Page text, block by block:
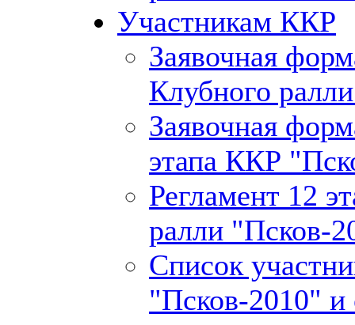
Участникам ККР
Заявочная
Клубного
Заявочная
этапа ККР
Регламент 12
ралли "Псков-
Список
"Псков-2010" и